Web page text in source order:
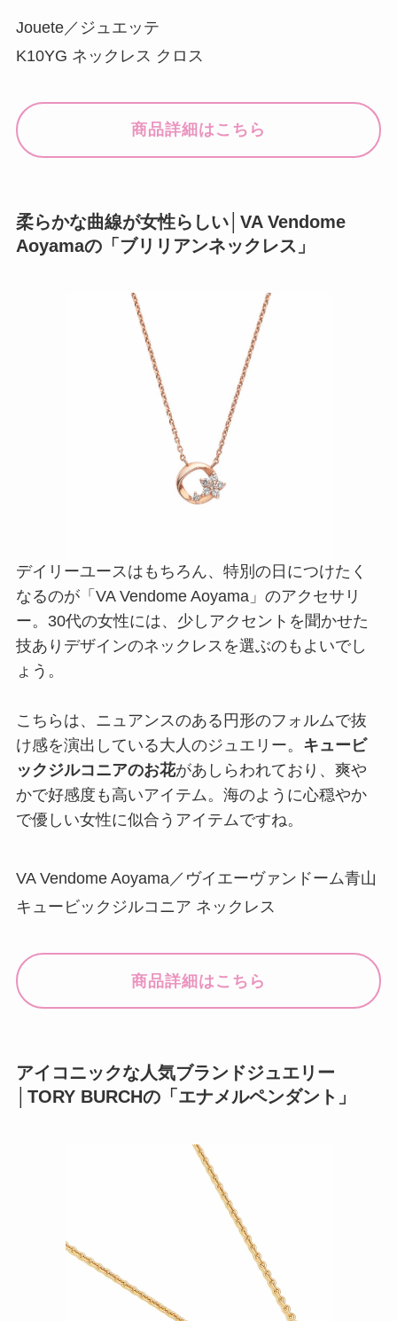
Jouete／ジュエッテ
K10YG ネックレス クロス
商品詳細はこちら
柔らかな曲線が女性らしい│VA Vendome
Aoyamaの「ブリリアンネックレス」
デイリーユースはもちろん、特別の日につけたく
なるのが「VA Vendome Aoyama」のアクセサリ
ー。30代の女性には、少しアクセントを聞かせた
技ありデザインのネックレスを選ぶのもよいでし
ょう。
こちらは、ニュアンスのある円形のフォルムで抜
け感を演出している大人のジュエリー。 キュービ
ックジルコニアのお花があしらわれており、爽や
かで好感度も高いアイテム。海のように心穏やか
で優しい女性に似合うアイテムですね。
VA Vendome Aoyama／ヴイエーヴァンドーム青山
キュービックジルコニア ネックレス
商品詳細はこちら
アイコニックな人気ブランドジュエリー
│TORY BURCHの「エナメルペンダント」